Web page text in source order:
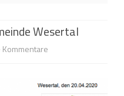
Wesertal
Kommentare
der